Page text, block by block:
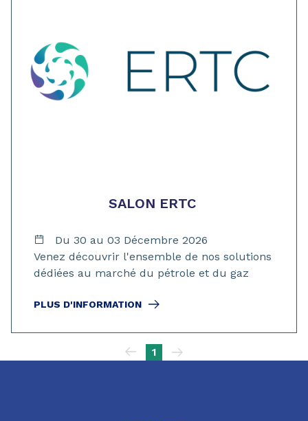
SALON ERTC
Du 30 au 03 Décembre 2026
Venez découvrir l'ensemble de nos solutions
dédiées au marché du pétrole et du gaz
PLUS D'INFORMATION
1